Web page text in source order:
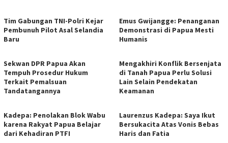
Tim Gabungan TNI-Polri Kejar
Pembunuh Pilot Asal Selandia
Baru
Emus Gwijangge: Penanganan
Demonstrasi di Papua Mesti
Humanis
Sekwan DPR Papua Akan
Tempuh Prosedur Hukum
Terkait Pemalsuan
Tandatangannya
Mengakhiri Konflik Bersenjata
di Tanah Papua Perlu Solusi
Lain Selain Pendekatan
Keamanan
Kadepa: Penolakan Blok Wabu
karena Rakyat Papua Belajar
dari Kehadiran PTFI
Laurenzus Kadepa: Saya Ikut
Bersukacita Atas Vonis Bebas
Haris dan Fatia